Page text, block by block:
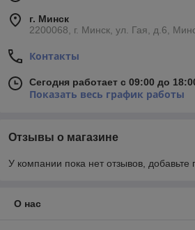
г. Минск
2200068, г. Минск, ул. Гая, д.6,
Контакты
Сегодня работает с 09:00 до
Показать весь график работы
Отзывы о магазине
У компании пока нет отзывов, добавьте
О нас